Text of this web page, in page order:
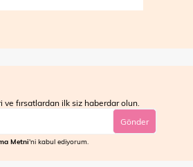
fırsatlardan ilk siz haberdar olun.
Gönder
Metni'ni kabul ediyorum.